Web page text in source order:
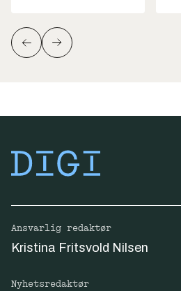
Ansvarlig redaktør
Kristina Fritsvold Nilsen
Nyhetsredaktør